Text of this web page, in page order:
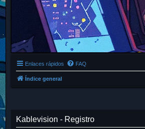
Enlaces rápidos FAQ
Índice general
Kablevision - Registro